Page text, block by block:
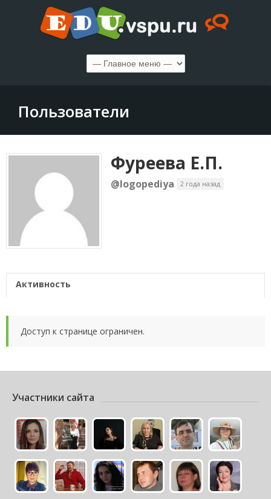
Пользователи
Фуреева Е.П.
@logopediya 2 года назад
Активность
Доступ к странице ограничен.
Участники сайта